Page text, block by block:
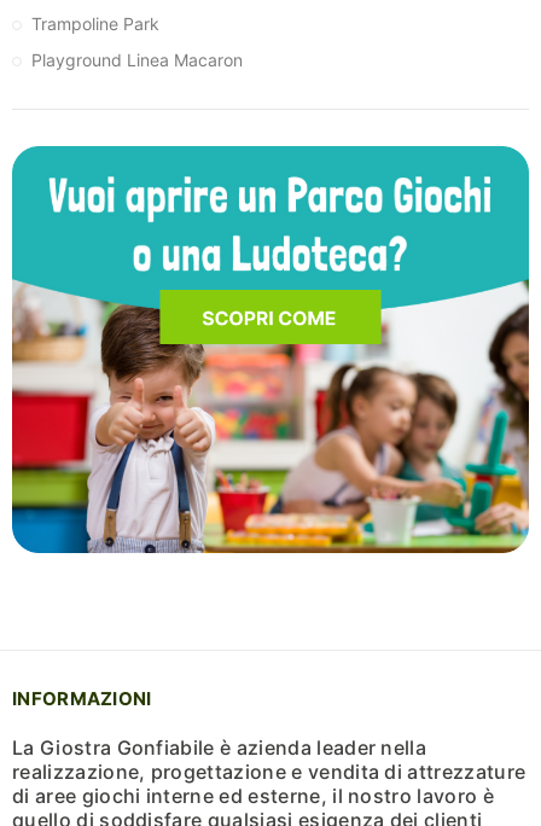
Trampoline Park
Playground Linea Macaron
INFORMAZIONI
La Giostra Gonfiabile è azienda leader nella
realizzazione, progettazione e vendita di attrezzature
di aree giochi interne ed esterne, il nostro lavoro è
quello di soddisfare qualsiasi esigenza dei clienti